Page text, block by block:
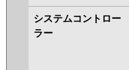
システムコントロー
ラー